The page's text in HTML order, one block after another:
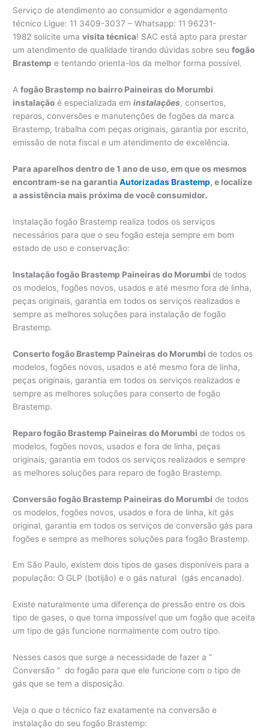
Serviço de atendimento ao consumidor e agendamento
técnico Ligue: 11 3409-3037 – Whatsapp: 11 96231-
1982 solicite umavisita técnica! SAC está apto para prestar
um atendimento de qualidade tirando dúvidas sobre seufogão
Brastemp e tentando orienta-los da melhor forma possível.
Afogão Brastemp no bairro Paineiras do Morumbi
instalação é especializada eminstalações, consertos,
reparos, conversões e manutenções de fogões da marca
Brastemp, trabalha com peças originais, garantia por escrito,
emissão de nota fiscal e um atendimento de excelência.
Para aparelhos dentro de 1 ano de uso, em que os mesmos
encontram-se na garantiaAutorizadas Brastemp, e localize
a assistência mais próxima de você consumidor.
Instalação fogão Brastemp realiza todos os serviços
necessários para que o seu fogão esteja sempre em bom
estado de uso e conservação:
Instalação fogão Brastemp Paineiras do Morumbide todos
os modelos, fogões novos, usados e até mesmo fora de linha,
peças originais, garantia em todos os serviços realizados e
sempre as melhores soluções para instalação de fogão
Brastemp.
Conserto fogão Brastemp Paineiras do Morumbide todos os
modelos, fogões novos, usados e até mesmo fora de linha,
peças originais, garantia em todos os serviços realizados e
sempre as melhores soluções para conserto de fogão
Brastemp.
Reparo fogão Brastemp Paineiras do Morumbi de todos os
modelos, fogões novos, usados e fora de linha, peças
originais, garantia em todos os serviços realizados e sempre
as melhores soluções para reparo de fogão Brastemp.
Conversão fogão Brastemp Paineiras do Morumbi de todos
os modelos, fogões novos, usados e fora de linha, kit gás
original, garantia em todos os serviços de conversão gás para
fogões e sempre as melhores soluções para fogão Brastemp.
Em São Paulo, existem dois tipos de gases disponíveis para a
população: O GLP (botijão) e o gás natural (gás encanado).
Existe naturalmente uma diferença de pressão entre os dois
tipo de gases, o que torna impossível que um fogão que aceita
um tipo de gás funcione normalmente com outro tipo.
Nesses casos que surge a necessidade de fazer a ”
Conversão ” do fogão para que ele funcione com o tipo de
gás que se tem a disposição.
Veja o que o técnico faz exatamente na conversão e
instalação do seu fogão Brastemp: